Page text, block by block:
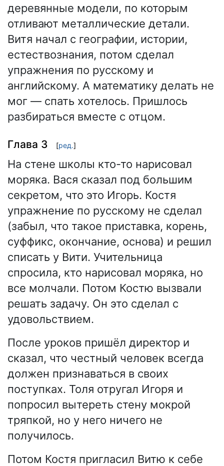
деревянные модели, по которым
отливают металлические детали.
Витя начал с географии, истории,
естествознания, потом сделал
упражнения по русскому и
английскому. А математику делать не
мог — спать хотелось. Пришлось
разбираться вместе с отцом.
Глава 3 [ред.]
На стене школы кто-то нарисовал
моряка. Вася сказал под большим
секретом, что это Игорь. Костя
упражнение по русскому не сделал
(забыл, что такое приставка, корень,
суффикс, окончание, основа) и решил
списать у Вити. Учительница
спросила, кто нарисовал моряка, но
все молчали. Потом Костю вызвали
решать задачу. Он это сделал с
удовольствием.
После уроков пришёл директор и
сказал, что честный человек всегда
должен признаваться в своих
поступках. Толя отругал Игоря и
попросил вытереть стену мокрой
тряпкой, но у него ничего не
получилось.
Потом Костя пригласил Витю к себе